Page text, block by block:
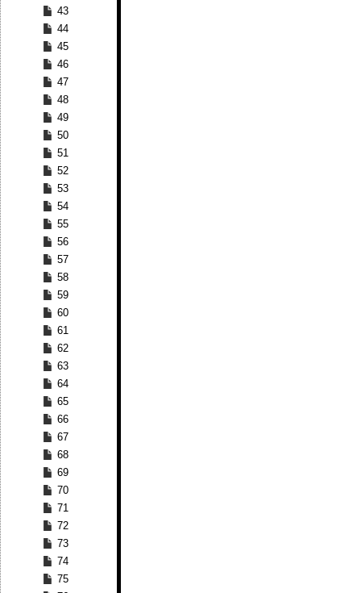
43
44
45
46
47
48
49
50
51
52
53
54
55
56
57
58
59
60
61
62
63
64
65
66
67
68
69
70
71
72
73
74
75